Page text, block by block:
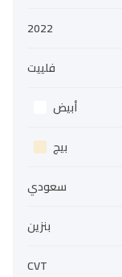
2022
فلييت
أبيض
بيج
سعودي
بنزين
CVT